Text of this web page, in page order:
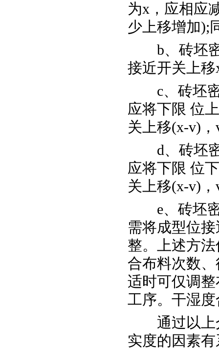
为x，应相应
少上移增加);
b、砖坯密
接近开关上
c、砖坯密
应将下限 位
关上移(x-v)
d、砖坯密
应将下限 位
关上移(x-v)
e、砖坯密
需将成型位
整。上述方
合布料次数
适时可仅调
工序。干湿
通过以上介
实度的因素